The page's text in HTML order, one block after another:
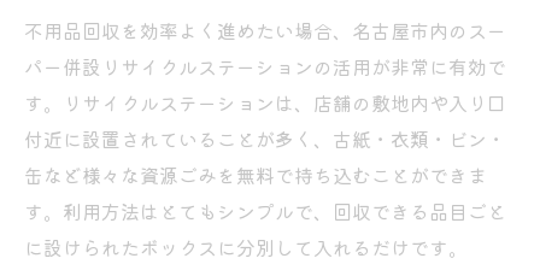
不用品回収を効率よく進めたい場合、名古屋市内のスー
パー併設リサイクルステーションの活用が非常に有効で
す。リサイクルステーションは、店舗の敷地内や入り口
付近に設置されていることが多く、古紙・衣類・ビン・
缶など様々な資源ごみを無料で持ち込むことができま
す。利用方法はとてもシンプルで、回収できる品目ごと
に設けられたボックスに分別して入れるだけです。